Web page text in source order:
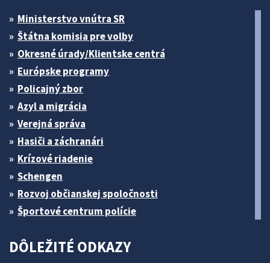
Ministerstvo vnútra SR
Štátna komisia pre volby
Okresné úrady/Klientske centrá
Európske programy
Policajný zbor
Azyl a migrácia
Verejná správa
Hasiči a záchranári
Krízové riadenie
Schengen
Rozvoj občianskej spoločnosti
Športové centrum polície
DÔLEŽITÉ ODKAZY